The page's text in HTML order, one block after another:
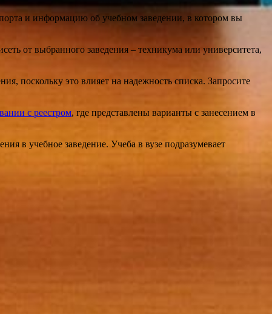
и информацию об учебном заведении, в котором вы
от выбранного заведения – техникума или университета,
поскольку это влияет на надежность списка. Запросите
с реестром, где представлены варианты с занесением в
в учебное заведение. Учеба в вузе подразумевает